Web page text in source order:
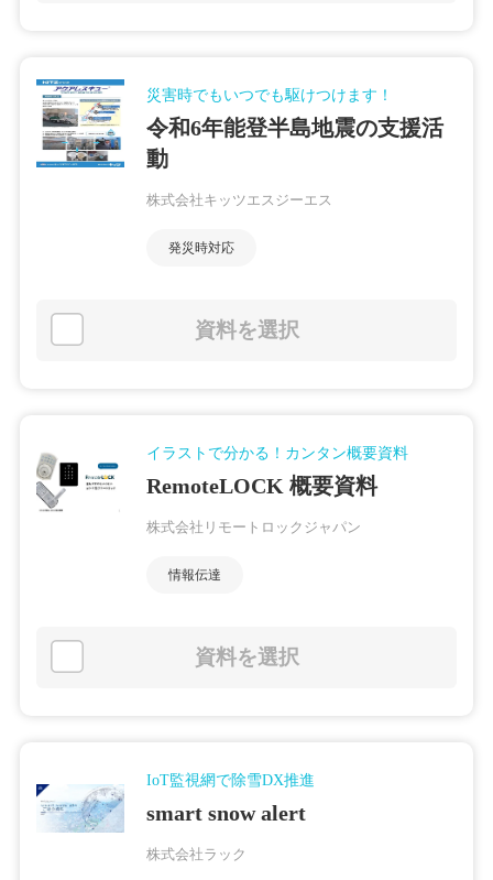
災害時でもいつでも駆けつけます！
令和6年能登半島地震の支援活
動
株式会社キッツエスジーエス
発災時対応
資料を選択
イラストで分かる！カンタン概要資料
RemoteLOCK 概要資料
株式会社リモートロックジャパン
情報伝達
資料を選択
IoT監視網で除雪DX推進
smart snow alert
株式会社ラック